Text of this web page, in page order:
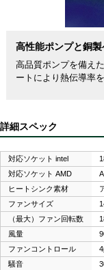
高性能ポンプと銅
高品質ポンプを備え
ートにより熱伝導率
詳細スペック
対応ソケット intel
対応ソケット AMD
ヒートシンク素材
ファンサイズ
（最大）ファン回転数
風量
ファンコントロール
騒音